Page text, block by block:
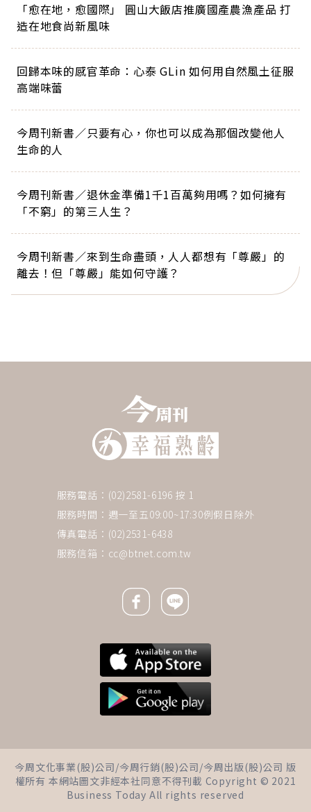
她幫兒推輪椅來醫院，卻是要治
自己的乳癌！「要不是放不下這
孩子，真的很想就這樣了結生
「愈在地，愈國際」 圓山大飯店推廣國產農漁產品 打
造在地食尚新風味
回歸本味的感官革命：心泰 GLin 如何用自然風土征服
高端味蕾
今周刊新書／只要有心，你也可以成為那個改變他人
生命的人
今周刊新書／退休金準備1千1百萬夠用嗎？如何擁有
「不窮」的第三人生？
今周刊新書／來到生命盡頭，人人都想有「尊嚴」的
離去！但「尊嚴」能如何守護？
服務電話：(02)2581-6196 按 1
服務時間：週一至五09:00~17:30例假日除外
傳真電話：(02)2531-6438
服務信箱： cc@btnet.com.tw
Facebook icon
Line icon
今周文化事業(股)公司/今周行銷(股)公司/今周出版(股)公司 版
權所有 本網站圖文非經本社同意不得刊載 Copyright © 2021
Business Today All rights reserved